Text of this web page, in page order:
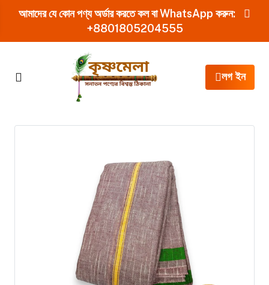
আমাদের যে কোন পণ্য অর্ডার করতে কল বা WhatsApp করুন:
+8801805204555
লগ ইন